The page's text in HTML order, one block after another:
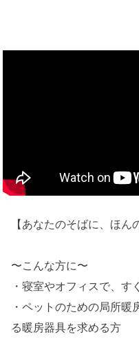
【あなたのそばに、ほん
〜こんな方に〜
・寝室やオフィスで、す
・ペットのための局所暖
る暖房器具を求める方